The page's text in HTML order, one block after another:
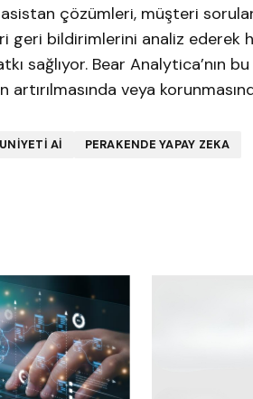
çözümleri, müşteri
bildirimlerini analiz ederek
sağlıyor. Bear Analytica’nın
veya
AI
PERAKENDE YAPAY ZEKA